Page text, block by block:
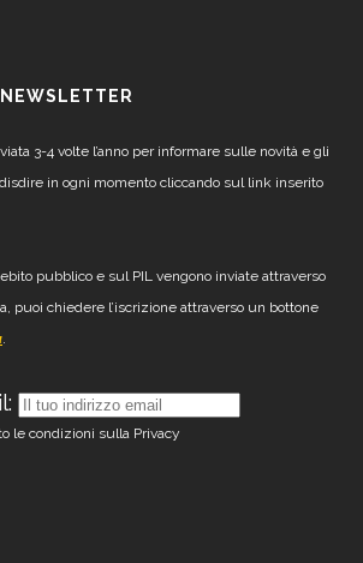
3-4 volte l’anno per informare sulle novità e gli
in ogni momento cliccando sul link inserito
pubblico e sul PIL vengono inviate attraverso
puoi chiedere l’iscrizione attraverso un bottone
.
le condizioni sulla Privacy